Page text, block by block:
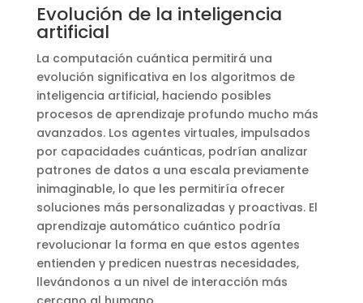
Evolución de la inteligencia
artificial
La computación cuántica permitirá una
evolución significativa en los algoritmos de
inteligencia artificial, haciendo posibles
procesos de aprendizaje profundo mucho más
avanzados. Los agentes virtuales, impulsados
por capacidades cuánticas, podrían analizar
patrones de datos a una escala previamente
inimaginable, lo que les permitiría ofrecer
soluciones más personalizadas y proactivas. El
aprendizaje automático cuántico podría
revolucionar la forma en que estos agentes
entienden y predicen nuestras necesidades,
llevándonos a un nivel de interacción más